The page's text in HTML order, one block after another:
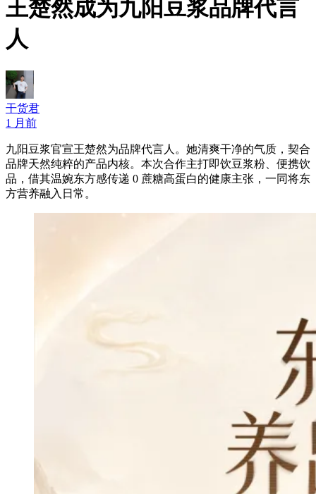
王楚然成为九阳豆浆品牌代言
人
干货君
1 月前
九阳豆浆官宣王楚然为品牌代言人。她清爽干净的气质，契合
品牌天然纯粹的产品内核。本次合作主打即饮豆浆粉、便携饮
品，借其温婉东方感传递 0 蔗糖高蛋白的健康主张，一同将东
方营养融入日常。